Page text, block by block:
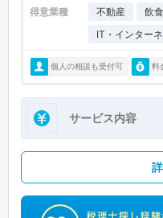
得意業種 不動産 飲食
IT・インター
個人の相談も受付可 料
サービス内容